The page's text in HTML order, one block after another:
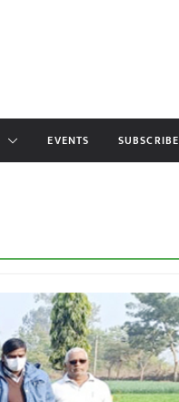
EVENTS SUBSCRIBE